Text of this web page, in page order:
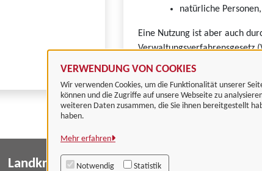
VERWENDUNG VON COOKIES
Wir verwenden Cookies, um die Funktionalität unserer
können und die Zugriffe auf unsere Webseite zu
weiteren Daten zusammen, die Sie ihnen bereitgestellt
haben.
Mehr erfahren
Notwendig Statistik
natürliche
Eine Nutzung ist aber auch
Verwaltungsverfahrensgesetz
Landkreis Göttingen